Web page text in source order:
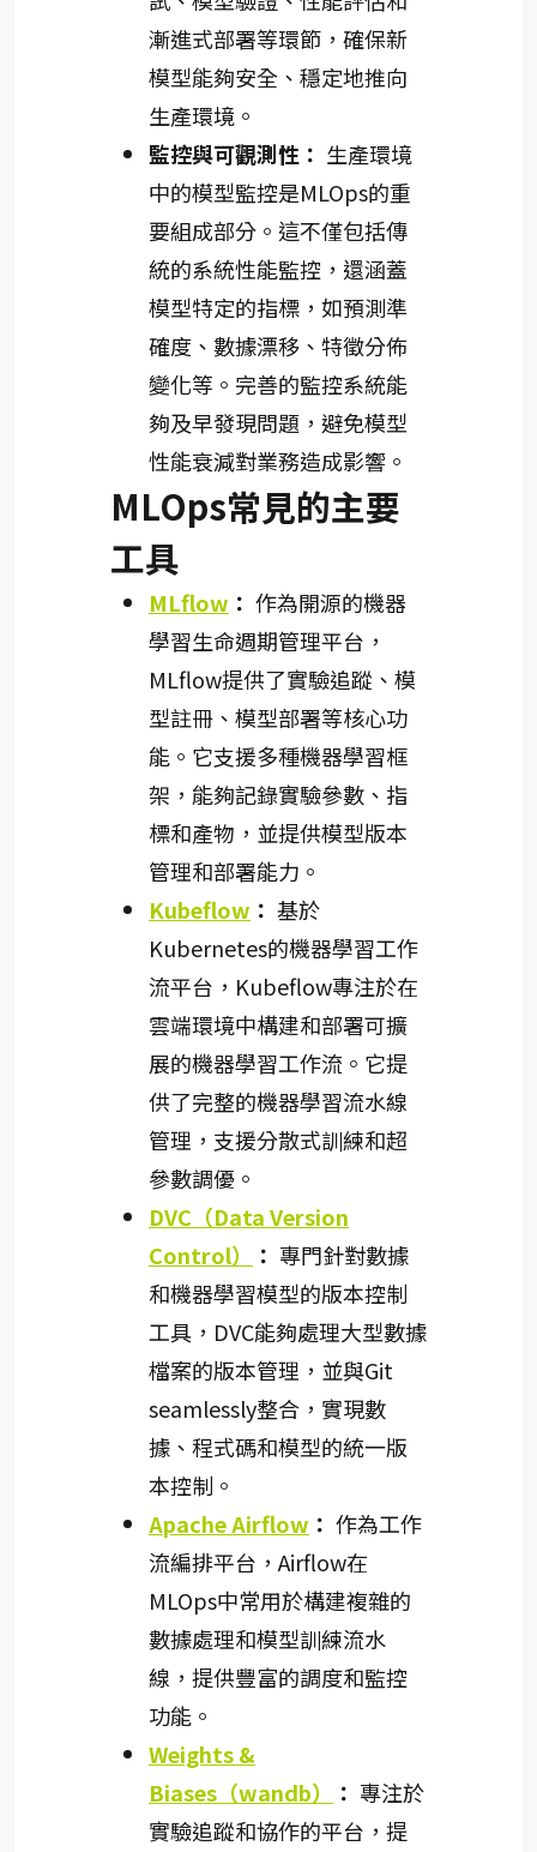
漸進式部署等環節，確保新
模型能夠安全、穩定地推向
生產環境。
監控與可觀測性： 生產環境
中的模型監控是MLOps的重
要組成部分。這不僅包括傳
統的系統性能監控，還涵蓋
模型特定的指標，如預測準
確度、數據漂移、特徵分佈
變化等。完善的監控系統能
夠及早發現問題，避免模型
性能衰減對業務造成影響。
MLOps常見的主要
工具
MLflow ： 作為開源的機器
學習生命週期管理平台，
MLflow提供了實驗追蹤、模
型註冊、模型部署等核心功
能。它支援多種機器學習框
架，能夠記錄實驗參數、指
標和產物，並提供模型版本
管理和部署能力。
Kubeflow ： 基於
Kubernetes的機器學習工作
流平台，Kubeflow專注於在
雲端環境中構建和部署可擴
展的機器學習工作流。它提
供了完整的機器學習流水線
管理，支援分散式訓練和超
參數調優。
DVC（Data Version
Control）
： 專門針對數據
和機器學習模型的版本控制
工具，DVC能夠處理大型數據
檔案的版本管理，並與Git
seamlessly整合，實現數
據、程式碼和模型的統一版
本控制。
Apache Airflow ： 作為工作
流編排平台，Airflow在
MLOps中常用於構建複雜的
數據處理和模型訓練流水
線，提供豐富的調度和監控
功能。
Weights &
Biases（wandb）
： 專注於
實驗追蹤和協作的平台，提